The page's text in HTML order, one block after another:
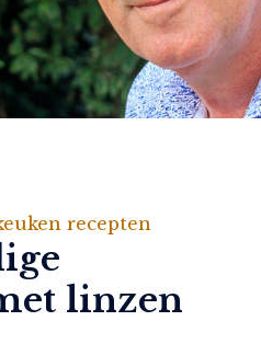
recepten
linzen